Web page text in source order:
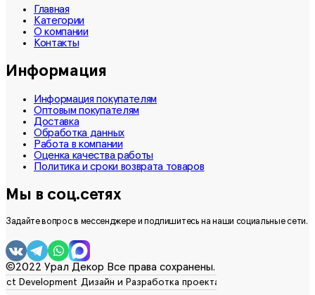
Главная
Категории
О компании
Контакты
Информация
Информация покупателям
Оптовым покупателям
Доставка
Обработка данных
Работа в компании
Оценка качества работы
Политика и сроки возврата товаров
Мы в соц.сетях
Задайте вопрос в мессенджере и подпишитесь на наши социальные сети.
©2022 Урал Декор Все права сохранены.